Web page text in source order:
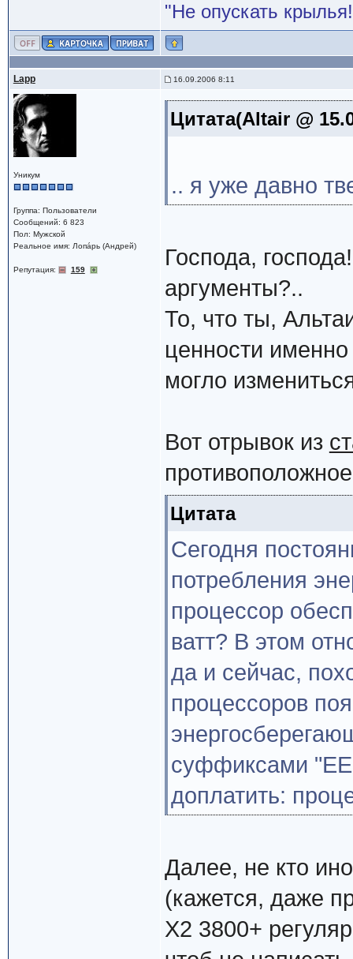
"Не опускать
Lapp 16.09.2006 8:11
Уникум
Группа: Пользователи
Сообщений: 6 823
Пол: Мужской
Реальное имя: Лопáрь (Андрей)
Репутация: 159
Цитата(Altair @
.. я уже давно
Господа,
аргументы?..
То, что ты,
ценности
могло
Вот отрывок из
Цитата
Сегодня
потребления
процессор
ватт? В этом
да и сейчас,
процессоров
суффиксами
доплатить:
Далее, не кто
(кажется, даже
X2 3800+